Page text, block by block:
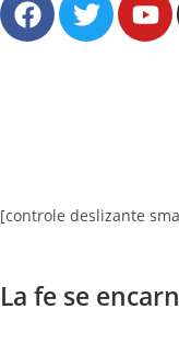
[controle deslizante
La fe se